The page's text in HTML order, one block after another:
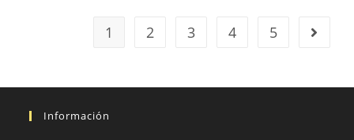
1 2 3 4 5
Información